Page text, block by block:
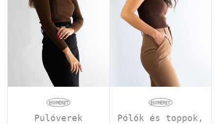
EGYMÉRET
Pulóverek
EGYMÉRET
Pólók és toppok ,